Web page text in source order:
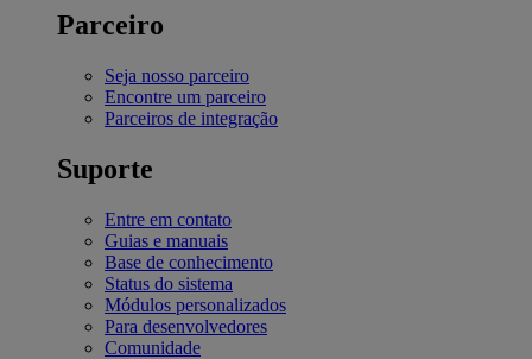
Parceiro
Seja nosso parceiro
Encontre um parceiro
Parceiros de integração
Suporte
Entre em contato
Guias e manuais
Base de conhecimento
Status do sistema
Módulos personalizados
Para desenvolvedores
Comunidade